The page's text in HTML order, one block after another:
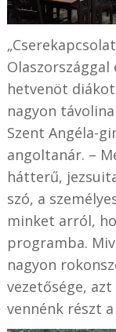
hetvenöt
nagyon
Szent Angéla-
angoltanár. –
hátterű,
szó, a
minket arról,
programba.
nagyon
vezetősége,
vennénk részt